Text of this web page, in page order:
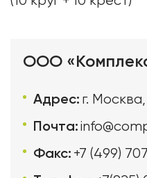
ООО
Адрес: г.
Почта:
Факс: +7 (499)